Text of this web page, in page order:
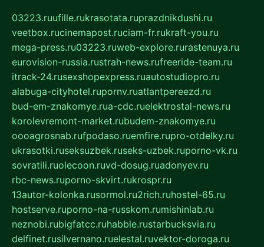
03223.ruufille.rukrasotata.ruprazdnikdushi.ru
veetbox.rucinemapost.ruciam-fr.rukraft-you.ru
mega-press.ru03223.ruweb-explore.rurastenuya.ru
eurovision-russia.rustrah-news.rufreeride-team.ru
itrack-24.rusexshopexpress.ruautostudiopro.ru
alabuga-cityhotel.rupornv.ruatlantpereezd.ru
bud-em-znakomye.rua-cdc.ruelektrostal-news.ru
korolevremont-market.rubudem-znakomye.ru
oooagrosnab.rufpodaso.ruemfire.rupro-otdelky.ru
ukrasotki.ruseksuzbek.ruseks-uzbek.ruporno-vk.ru
sovratili.ruolecoon.ruvd-dosug.ruadonyev.ru
rbc-news.ruporno-skvirt.rukrospr.ru
13autor-kolonka.rusormol.ru2rich.ruhostel-65.ru
hostserve.ruporno-na-russkom.rumishinlab.ru
neznobi.rubigfatcc.ruhabble.rustarbucksvia.ru
delfinet.rusilvernano.ruelestal.ruvektor-doroga.ru